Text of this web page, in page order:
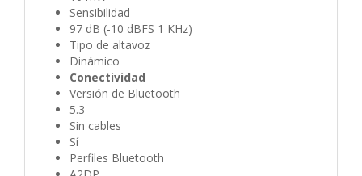
Sensibilidad
97 dB (-10 dBFS 1 KHz)
Tipo de altavoz
Dinámico
Conectividad
Versión de Bluetooth
5.3
Sin cables
Sí
Perfiles Bluetooth